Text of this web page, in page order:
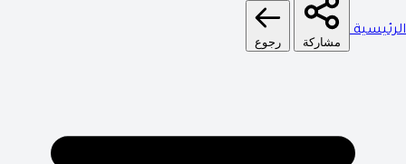
الرئيسية
مشاركة رجوع